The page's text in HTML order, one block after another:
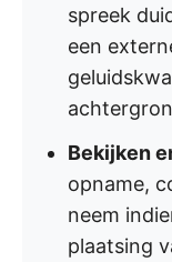
spreek
een
Bekijken
opname,
neem
plaatsing